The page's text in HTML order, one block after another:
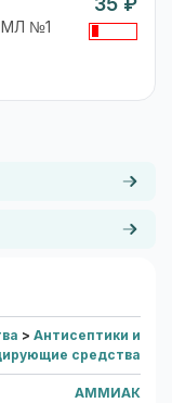
МЛ №1
35 ₽
> Антисептики и
средства
АММИАК